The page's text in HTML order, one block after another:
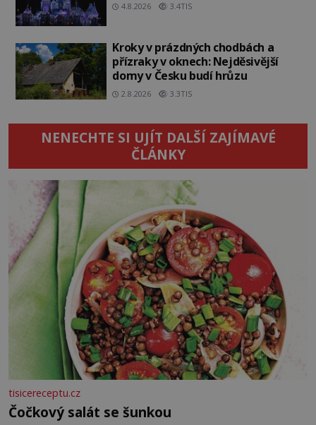
4.8.2026 3.4TIS
Kroky v prázdných chodbách a
přízraky v oknech: Nejděsivější
domy v Česku budí hrůzu
2.8.2026 3.3TIS
NENECHTE SI UJÍT DALŠÍ ZAJÍMAVÉ
ČLÁNKY
tisicereceptu.cz
Čočkový salát se šunkou